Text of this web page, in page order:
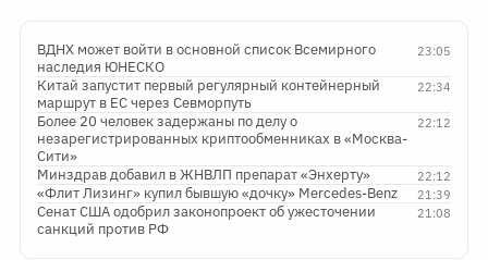
23:05
ВДНХ может войти в основной список Всемирного
наследия ЮНЕСКО
22:34
Китай запустит первый регулярный контейнерный
маршрут в ЕС через Севморпуть
22:12
Более 20 человек задержаны по делу о
незарегистрированных криптообменниках в «Москва-
Сити»
22:12
Минздрав добавил в ЖНВЛП препарат «Энхерту»
21:39
«Флит Лизинг» купил бывшую «дочку» Mercedes-Benz
21:08
Сенат США одобрил законопроект об ужесточении
санкций против РФ